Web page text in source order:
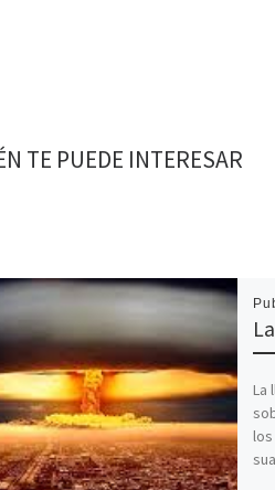
TE PUEDE INTERESAR
La